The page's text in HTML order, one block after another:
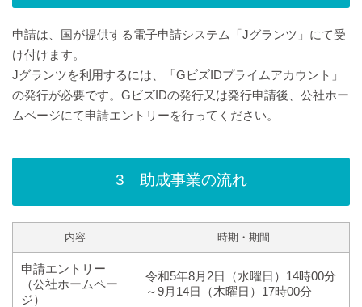
申請は、国が提供する電子申請システム「Jグランツ」にて受
け付けます。
Jグランツを利用するには、「GビズIDプライムアカウント」
の発行が必要です。GビズIDの発行又は発行申請後、公社ホー
ムページにて申請エントリーを行ってください。
3 助成事業の流れ
内容 時期・期間
申請エントリー
（公社ホームペー
ジ）
令和5年8月2日（水曜日）14時00分
～9月14日（木曜日）17時00分